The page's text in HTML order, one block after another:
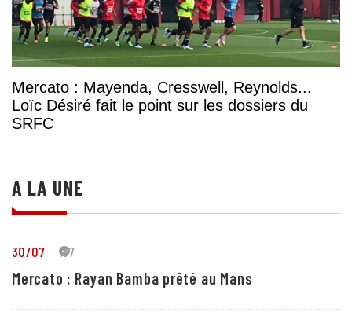
Mercato : Mayenda, Cresswell, Reynolds...
Loïc Désiré fait le point sur les dossiers du
SRFC
A LA UNE
30/07 37
Mercato : Rayan Bamba prêté au Mans